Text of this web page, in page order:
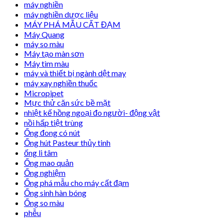
máy nghiền
máy nghiền dược liệu
MÁY PHÁ MẪU CẤT ĐẠM
Máy Quang
máy so màu
Máy tạo màn sơn
Máy tìm màu
máy và thiết bị ngành dệt may
máy xay nghiền thuốc
Micropipet
Mực thử căn sức bề mặt
nhiệt kế hồng ngoại đo người- động vật
nồi hấp tiệt trùng
Ống đong có nút
Ống hút Pasteur thủy tinh
ống li tâm
Ống mao quản
Ống nghiệm
Ống phá mẫu cho máy cất đạm
Ống sinh hàn bóng
Ống so màu
phễu